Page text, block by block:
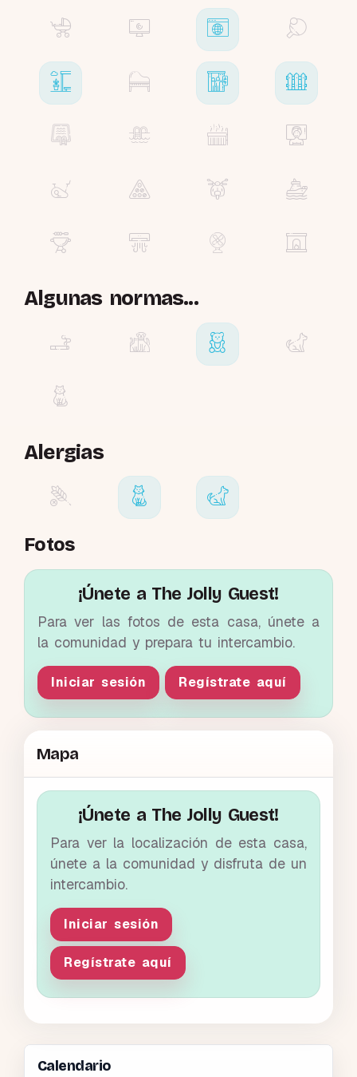
Algunas normas...
Alergias
Fotos
¡Únete a The Jolly Guest!
Para ver las fotos de esta casa, únete a
la comunidad y prepara tu intercambio.
Iniciar sesión Regístrate aquí
Mapa
¡Únete a The Jolly Guest!
Para ver la localización de esta casa,
únete a la comunidad y disfruta de un
intercambio.
Iniciar sesión
Regístrate aquí
Calendario